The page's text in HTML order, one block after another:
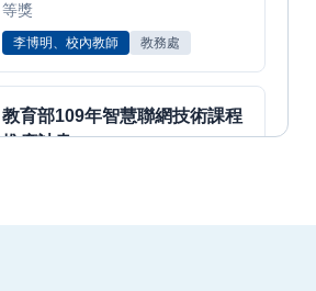
等獎
李博明、校內教師 教務處
教育部109年智慧聯網技術課程
推廣計畫